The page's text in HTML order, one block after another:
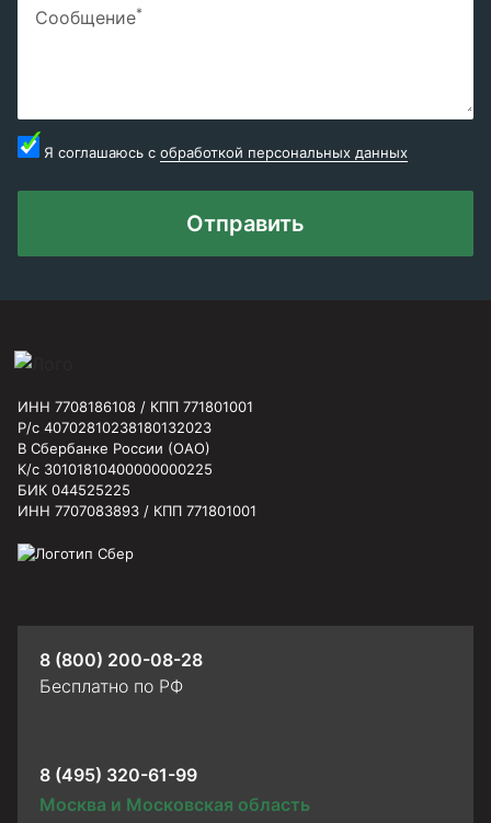
Сообщение*
Я соглашаюсь с обработкой персональных данных
Отправить
ИНН 7708186108 / КПП 771801001
Р/с 40702810238180132023
В Сбербанке России (ОАО)
К/с 30101810400000000225
БИК 044525225
ИНН 7707083893 / КПП 771801001
8 (800) 200-08-28
Бесплатно по РФ
8 (495) 320-61-99
Москва и Московская область